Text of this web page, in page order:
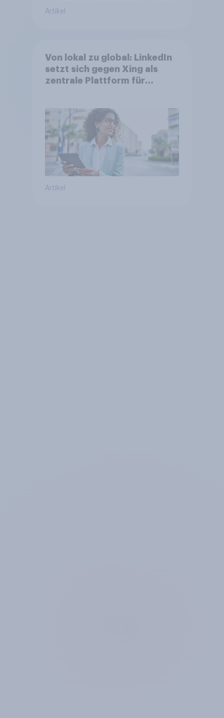
Artikel
Von lokal zu global: LinkedIn
setzt sich gegen Xing als
zentrale Plattform für
Artikel